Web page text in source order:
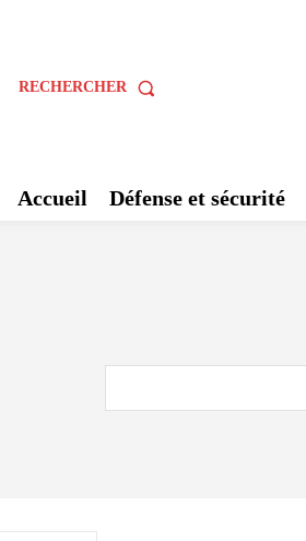
RECHERCHER
Accueil Défense et sécurité